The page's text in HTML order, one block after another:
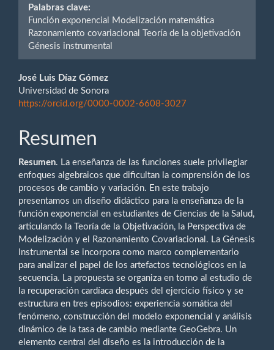
Palabras clave:
Función exponencial Modelización matemática
Razonamiento covariacional Teoría de la objetivación
Génesis instrumental
Contenido
principal
artículo
José Luis Díaz Gómez
Universidad de Sonora
https://orcid.org/0000-0002-6608-3027
Resumen
Resumen. La enseñanza de las funciones suele privilegiar
enfoques algebraicos que dificultan la comprensión de los
procesos de cambio y variación. En este trabajo
presentamos un diseño didáctico para la enseñanza de la
función exponencial en estudiantes de Ciencias de la Salud,
articulando la Teoría de la Objetivación, la Perspectiva de
Modelización y el Razonamiento Covariacional. La Génesis
Instrumental se incorpora como marco complementario
para analizar el papel de los artefactos tecnológicos en la
secuencia. La propuesta se organiza en torno al estudio de
la recuperación cardíaca después del ejercicio físico y se
estructura en tres episodios: experiencia somática del
fenómeno, construcción del modelo exponencial y análisis
dinámico de la tasa de cambio mediante GeoGebra. Un
elemento central del diseño es la introducción de la